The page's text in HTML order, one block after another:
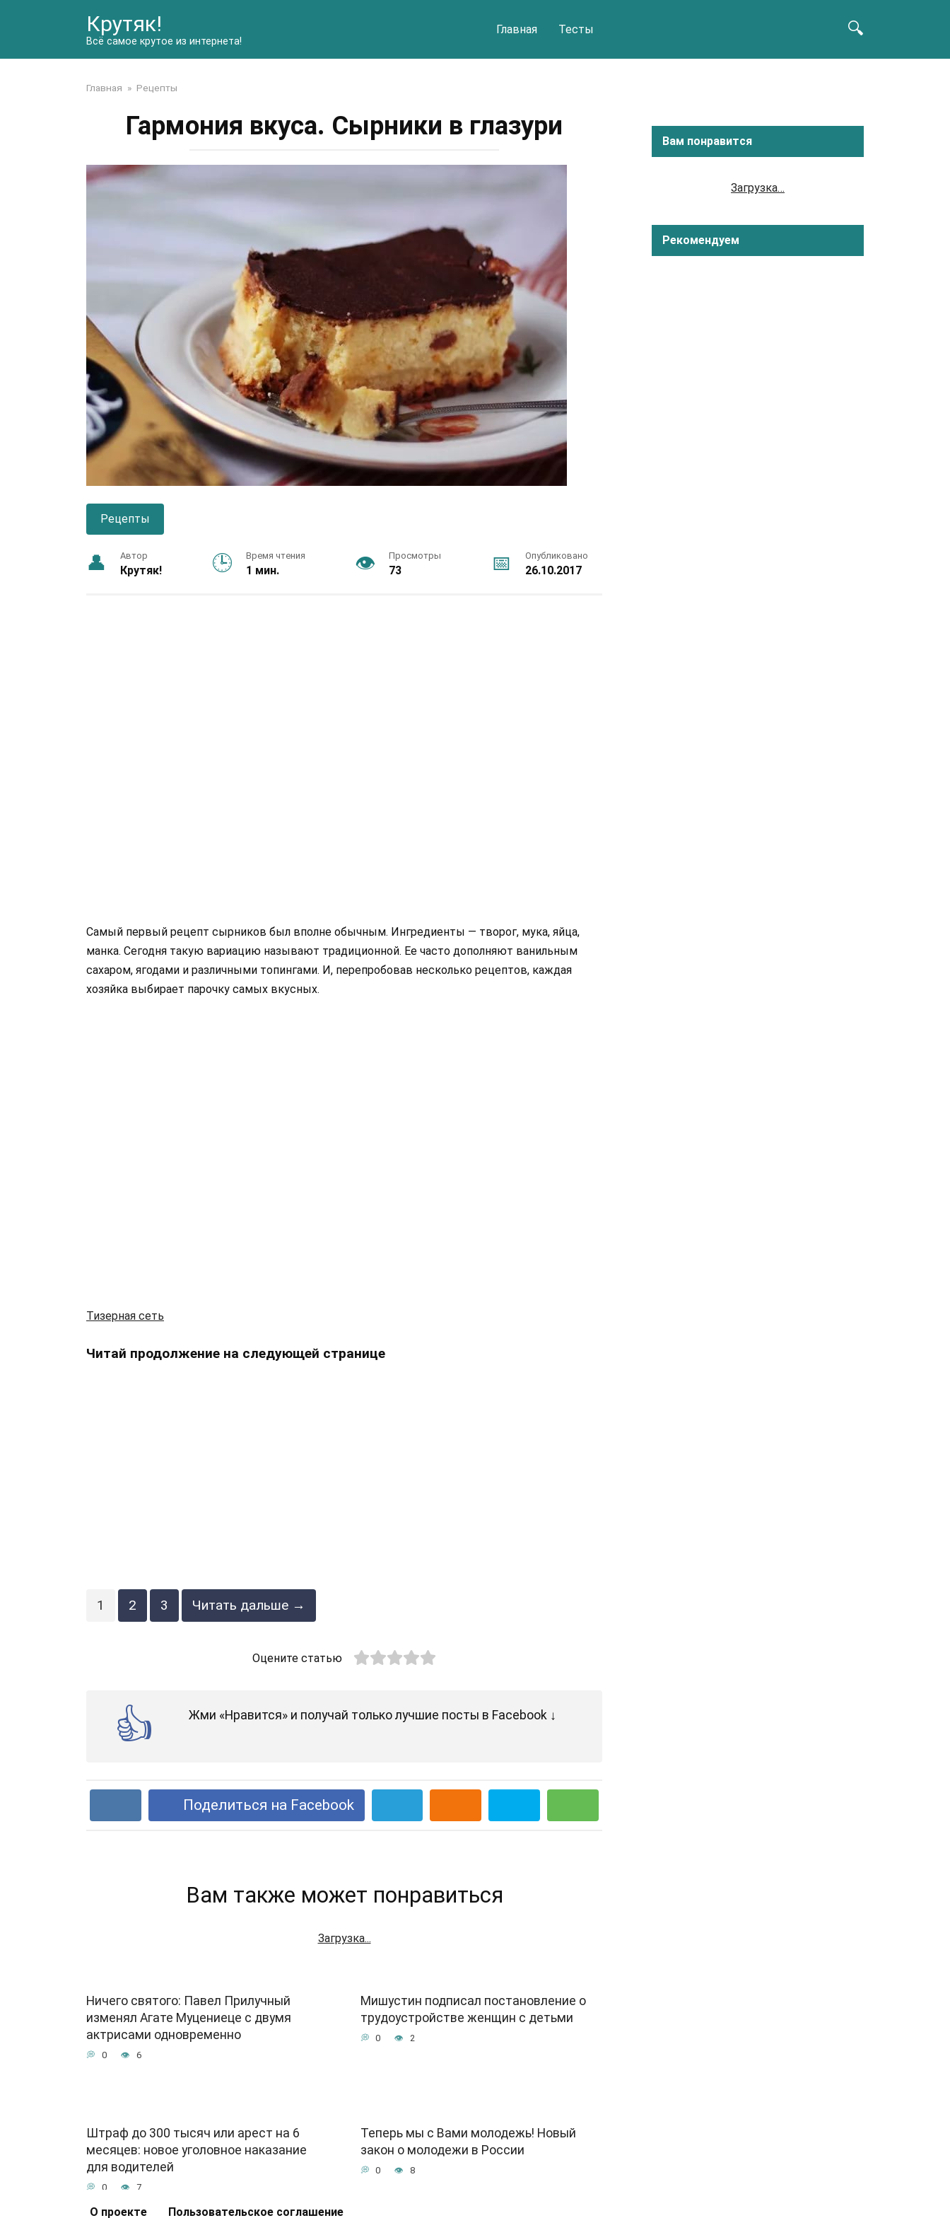
Крутяк!
Всё самое крутое из интернета!
Главная Тесты
Главная » Рецепты
Гармония вкуса. Сырники в глазури
Рецепты
Автор
Крутяк!
Время чтения
1 мин.
Просмотры
73
Опубликовано
26.10.2017
Самый первый рецепт сырников был вполне обычным. Ингредиенты — творог, мука, яйца,
манка. Сегодня такую вариацию называют традиционной. Ее часто дополняют ванильным
сахаром, ягодами и различными топингами. И, перепробовав несколько рецептов, каждая
хозяйка выбирает парочку самых вкусных.
Тизерная сеть
Читай продолжение на следующей странице
1 2 3 Читать дальше →
Оцените статью
Жми «Нравится» и получай только лучшие посты в Facebook ↓
Поделиться на Facebook
Вам также может понравиться
Загрузка...
Ничего святого: Павел Прилучный
изменял Агате Муцениеце с двумя
актрисами одновременно
0 6
Мишустин подписал постановление о
трудоустройстве женщин с детьми
0 2
Штраф до 300 тысяч или арест на 6
месяцев: новое уголовное наказание
для водителей
0 7
Теперь мы с Вами молодежь! Новый
закон о молодежи в России
0 8
Вам понравится
Загрузка…
Рекомендуем
О проекте Пользовательское соглашение